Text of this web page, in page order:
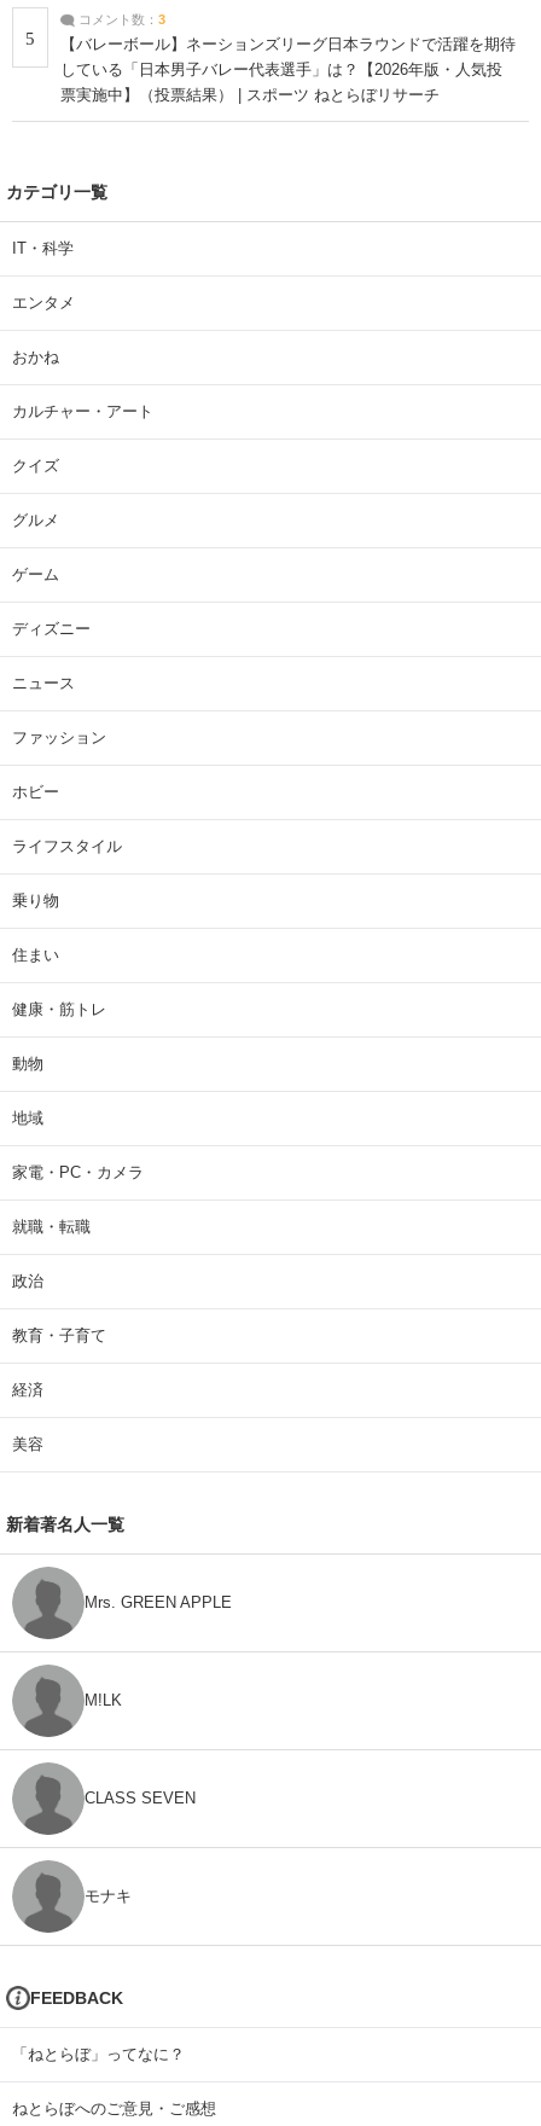
5
コメント数： 3
【バレーボール】ネーションズリーグ日本ラウンドで活躍を期待
している「日本男子バレー代表選手」は？【2026年版・人気投
票実施中】（投票結果） | スポーツ ねとらぼリサーチ
カテゴリ一覧
IT・科学
エンタメ
おかね
カルチャー・アート
クイズ
グルメ
ゲーム
ディズニー
ニュース
ファッション
ホビー
ライフスタイル
乗り物
住まい
健康・筋トレ
動物
地域
家電・PC・カメラ
就職・転職
政治
教育・子育て
経済
美容
新着著名人一覧
Mrs. GREEN APPLE
M!LK
CLASS SEVEN
モナキ
FEEDBACK
「ねとらぼ」ってなに？
ねとらぼへのご意見・ご感想